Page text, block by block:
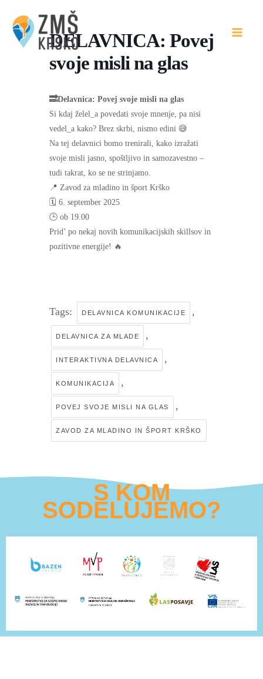
content
DELAVNICA: Povej
svoje misli na glas
🔜Delavnica: Povej svoje misli na glas
Si kdaj želel_a povedati svoje mnenje, pa nisi
vedel_a kako? Brez skrbi, nismo edini 😅
Na tej delavnici bomo trenirali, kako izražati
svoje misli jasno, spoštljivo in samozavestno –
tudi takrat, ko se ne strinjamo.
📍 Zavod za mladino in šport Krško
🗓️ 6. september 2025
🕒 ob 19.00
Prid’ po nekaj novih komunikacijskih skillsov in
pozitivne energije! 🔥
Tags: DELAVNICA KOMUNIKACIJE ,
DELAVNICA ZA MLADE ,
INTERAKTIVNA DELAVNICA ,
KOMUNIKACIJA ,
POVEJ SVOJE MISLI NA GLAS ,
ZAVOD ZA MLADINO IN ŠPORT KRŠKO
S KOM
SODELUJEMO?